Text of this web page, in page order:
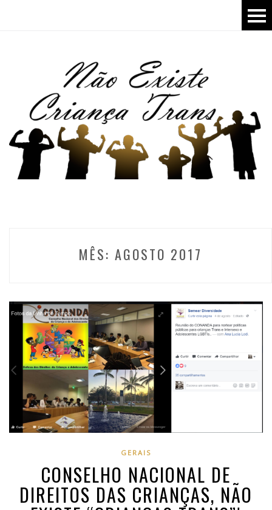
MÊS: AGOSTO 2017
GERAIS
CONSELHO NACIONAL DE
DIREITOS DAS CRIANÇAS, NÃO